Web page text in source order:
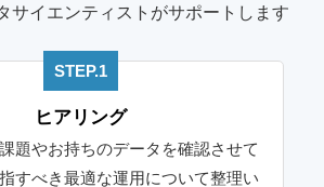
サイエンティストがサポートします
STEP.1
ヒアリング
題やお持ちのデータを確認させて
すべき最適な運用について整理い